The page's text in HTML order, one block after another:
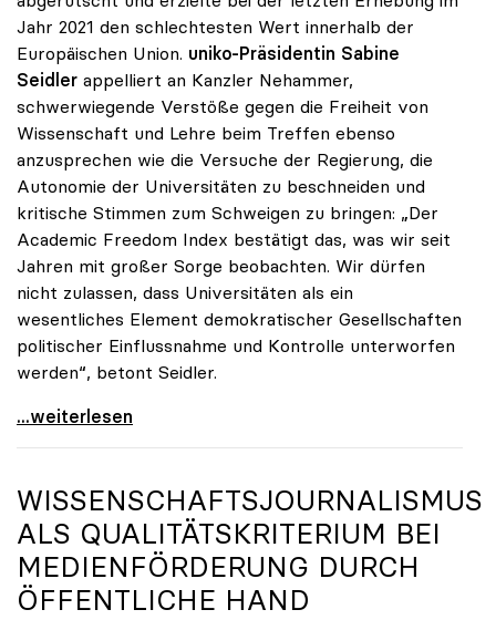
Jahr 2021 den schlechtesten Wert innerhalb der
Europäischen Union. uniko-Präsidentin Sabine
Seidler appelliert an Kanzler Nehammer,
schwerwiegende Verstöße gegen die Freiheit von
Wissenschaft und Lehre beim Treffen ebenso
anzusprechen wie die Versuche der Regierung, die
Autonomie der Universitäten zu beschneiden und
kritische Stimmen zum Schweigen zu bringen: „Der
Academic Freedom Index bestätigt das, was wir seit
Jahren mit großer Sorge beobachten. Wir dürfen
nicht zulassen, dass Universitäten als ein
wesentliches Element demokratischer Gesellschaften
politischer Einflussnahme und Kontrolle unterworfen
werden“, betont Seidler.
Gegen Angriffe auf Wissenschaft: uniko richtet vor
...weiterlesen
WISSENSCHAFTSJOURNALISMUS
ALS QUALITÄTSKRITERIUM BEI
MEDIENFÖRDERUNG DURCH
ÖFFENTLICHE HAND